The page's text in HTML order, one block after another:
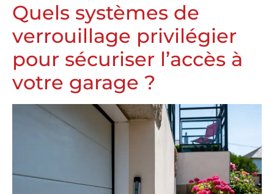
Quels systèmes de
verrouillage privilégier
pour sécuriser l’accès à
votre garage ?